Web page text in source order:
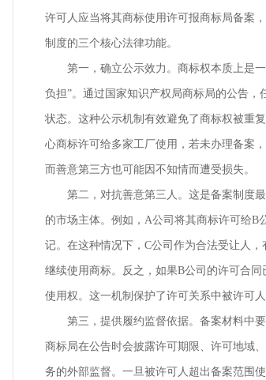
许可人应当将其商标使用许可报商标局备案
制度的三个核心法律功能。
第一，确立公示效力。商标权本质上是
负担”。通过国家知识产权局商标局的公告
状态。这种公示机制有效避免了商标权被重
心商标许可给多家工厂使用，若未办理备案
而善意第三方也可能因不知情而遭受损失。
第二，对抗善意第三人。这是备案制度
的市场主体。例如，A公司将其商标许可给B
记。在这种情况下，C公司作为合法受让人
继续使用商标。反之，如果B公司的许可合
使用权。这一机制保护了许可关系中被许可
第三，提供履约监督依据。备案材料中
商标局在公告时会披露许可期限、许可地域
务的外部监督。一旦被许可人超出备案范围